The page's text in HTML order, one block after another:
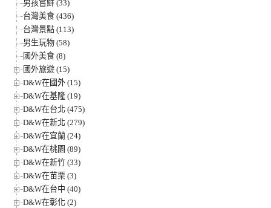
男孩嘗鮮 (33)
台灣美食 (436)
台灣景點 (113)
男生玩物 (58)
國外美食 (8)
國外旅遊 (15)
D&W在國外 (15)
D&W在基隆 (19)
D&W在台北 (475)
D&W在新北 (279)
D&W在宜蘭 (24)
D&W在桃園 (89)
D&W在新竹 (33)
D&W在苗栗 (3)
D&W在台中 (40)
D&W在彰化 (2)